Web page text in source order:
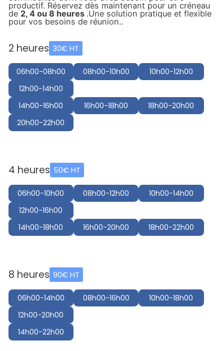
productif. Réservez dès maintenant pour un créneau
de 2, 4 ou 8 heures .Une solution pratique et flexible
pour vos besoins de réunion..
2 heures 30€ HT
06h00-08h00 08h00-10h00
10h00-12h00
12h00-14h00
14h00-16h00
16h00-18h00
18h00-20h00
20h00-22h00
4 heures 50€ HT
06h00-10h00 08h00-12h00
10h00-14h00
12h00-16h00
14h00-18h00
16h00-20h00 18h00-22h00
8 heures 90€ HT
06h00-14h00 08h00-16h00
10h00-18h00
12h00-20h00
14h00-22h00